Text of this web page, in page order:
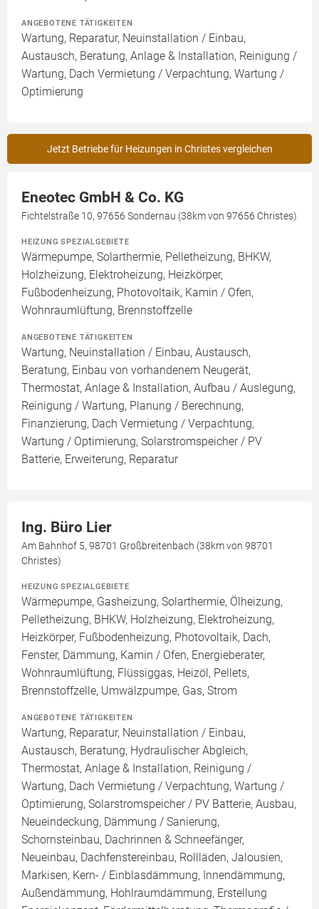
ANGEBOTENE TÄTIGKEITEN
Wartung, Reparatur, Neuinstallation / Einbau,
Austausch, Beratung, Anlage & Installation, Reinigung /
Wartung, Dach Vermietung / Verpachtung, Wartung /
Optimierung
Jetzt Betriebe für Heizungen in Christes vergleichen
Eneotec GmbH & Co. KG
Fichtelstraße 10, 97656 Sondernau (38km von 97656 Christes)
HEIZUNG SPEZIALGEBIETE
Wärmepumpe, Solarthermie, Pelletheizung, BHKW,
Holzheizung, Elektroheizung, Heizkörper,
Fußbodenheizung, Photovoltaik, Kamin / Ofen,
Wohnraumlüftung, Brennstoffzelle
ANGEBOTENE TÄTIGKEITEN
Wartung, Neuinstallation / Einbau, Austausch,
Beratung, Einbau von vorhandenem Neugerät,
Thermostat, Anlage & Installation, Aufbau / Auslegung,
Reinigung / Wartung, Planung / Berechnung,
Finanzierung, Dach Vermietung / Verpachtung,
Wartung / Optimierung, Solarstromspeicher / PV
Batterie, Erweiterung, Reparatur
Ing. Büro Lier
Am Bahnhof 5, 98701 Großbreitenbach (38km von 98701
Christes)
HEIZUNG SPEZIALGEBIETE
Wärmepumpe, Gasheizung, Solarthermie, Ölheizung,
Pelletheizung, BHKW, Holzheizung, Elektroheizung,
Heizkörper, Fußbodenheizung, Photovoltaik, Dach,
Fenster, Dämmung, Kamin / Ofen, Energieberater,
Wohnraumlüftung, Flüssiggas, Heizöl, Pellets,
Brennstoffzelle, Umwälzpumpe, Gas, Strom
ANGEBOTENE TÄTIGKEITEN
Wartung, Reparatur, Neuinstallation / Einbau,
Austausch, Beratung, Hydraulischer Abgleich,
Thermostat, Anlage & Installation, Reinigung /
Wartung, Dach Vermietung / Verpachtung, Wartung /
Optimierung, Solarstromspeicher / PV Batterie, Ausbau,
Neueindeckung, Dämmung / Sanierung,
Schornsteinbau, Dachrinnen & Schneefänger,
Neueinbau, Dachfenstereinbau, Rollläden, Jalousien,
Markisen, Kern- / Einblasdämmung, Innendämmung,
Außendämmung, Hohlraumdämmung, Erstellung